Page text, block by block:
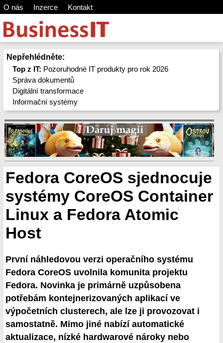
O nás Inzerce Kontakt
Nepřehlédněte:
Top z IT: Pozoruhodné IT produkty pro rok 2026
Správa dokumentů
Digitální transformace
Informační systémy
Fedora CoreOS sjednocuje
systémy CoreOS Container
Linux a Fedora Atomic
Host
První náhledovou verzi operačního systému
Fedora CoreOS uvolnila komunita projektu
Fedora. Novinka je primárně uzpůsobena
potřebám kontejnerizovaných aplikací ve
výpočetních clusterech, ale lze ji provozovat i
samostatně. Mimo jiné nabízí automatické
aktualizace, nízké hardwarové nároky nebo